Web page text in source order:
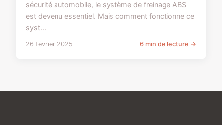
sécurité automobile, le système de freinage ABS
est devenu essentiel. Mais comment fonctionne ce
syst...
26 février 2025 6 min de lecture →